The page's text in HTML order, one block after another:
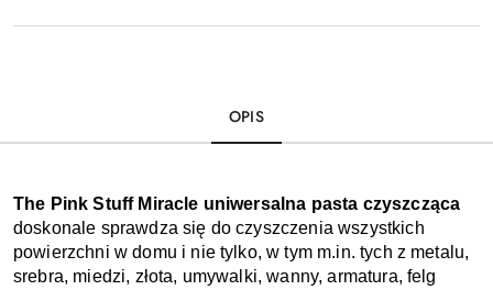
OPIS
doskonale sprawdza się do czyszczenia wszystkich
powierzchni w domu i nie tylko, w tym m.in. tych z metalu,
srebra, miedzi, złota, umywalki, wanny, armatura, felg